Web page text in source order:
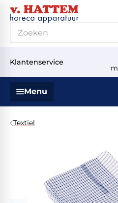
Klantenservice
Menu
Textiel